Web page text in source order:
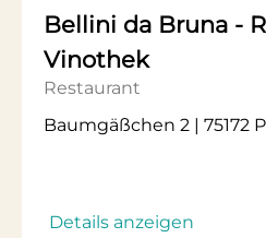
Bellini da Bruna -
Vinothek
Restaurant
Baumgäßchen 2 | 75172
Details anzeigen